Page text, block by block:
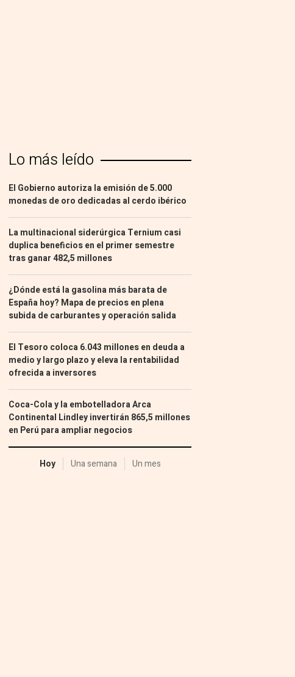
Lo más leído
El Gobierno autoriza la emisión de 5.000
monedas de oro dedicadas al cerdo ibérico
La multinacional siderúrgica Ternium casi
duplica beneficios en el primer semestre
tras ganar 482,5 millones
¿Dónde está la gasolina más barata de
España hoy? Mapa de precios en plena
subida de carburantes y operación salida
El Tesoro coloca 6.043 millones en deuda a
medio y largo plazo y eleva la rentabilidad
ofrecida a inversores
Coca-Cola y la embotelladora Arca
Continental Lindley invertirán 865,5 millones
en Perú para ampliar negocios
Hoy Una semana Un mes